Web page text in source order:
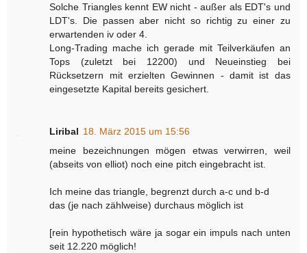
Solche Triangles kennt EW nicht - außer als EDT's und
LDT's. Die passen aber nicht so richtig zu einer zu
erwartenden iv oder 4.
Long-Trading mache ich gerade mit Teilverkäufen an
Tops (zuletzt bei 12200) und Neueinstieg bei
Rücksetzern mit erzielten Gewinnen - damit ist das
eingesetzte Kapital bereits gesichert.
Liribal 18. März 2015 um 15:56
meine bezeichnungen mögen etwas verwirren, weil
(abseits von elliot) noch eine pitch eingebracht ist.
Ich meine das triangle, begrenzt durch a-c und b-d
das (je nach zählweise) durchaus möglich ist
[rein hypothetisch wäre ja sogar ein impuls nach unten
seit 12.220 möglich!